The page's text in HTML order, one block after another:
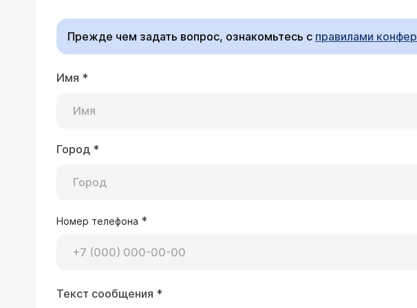
При УЗИ-осмотре 15/05/17 получила заключение: цистаденома правого яичника (жидкостное образование с четкими
матки малых размеров в постменопаузе. Можно уточнить у Вас примерную стоимость операции удаление матки с
Для того, чтобы ответить на Ваш
СА-125? Если Вам не делали
27.01.2017 Юлия, 30 лет, Москва
Прежде чем задать вопрос, ознакомьтесь с правилами
Имя *
Город *
Номер телефона *
Текст сообщения *